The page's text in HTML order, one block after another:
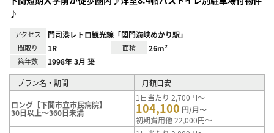
♪
アクセス 門司港レトロ観光線「関門海峡めかり駅」
間取り 1R 面積 26m²
築年数 1998年 3月 築
プラン名・期間 月額目安
ロング【下関市立市民病院】
30日以上～360日未満
1日当たり 2,700円～
104,100 円/月～
初期費用他 22,000円～